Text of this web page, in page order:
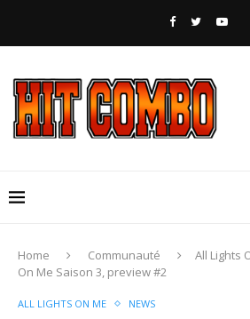
Home Communauté All Lights
On Me Saison 3, preview #2
ALL LIGHTS ON ME NEWS